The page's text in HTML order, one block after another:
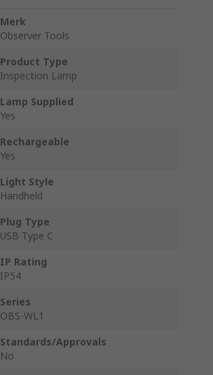
Merk
Observer Tools
Product Type
Inspection Lamp
Lamp Supplied
Yes
Rechargeable
Yes
Light Style
Handheld
Plug Type
USB Type C
IP Rating
IP54
Series
OBS-WL1
Standards/Approvals
No